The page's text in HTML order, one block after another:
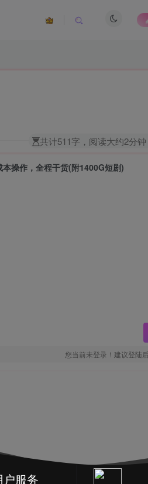
共计511字，阅读大约2分钟
操作，全程干货(附1400G短剧)
您当前未登录！建议登陆
户服务